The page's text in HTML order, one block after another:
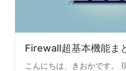
Firewall超基本機能ま
こんにちは、きおかです。